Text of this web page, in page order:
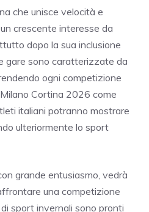
che unisce velocità e
crescente interesse da
dopo la sua inclusione
gare sono caratterizzate da
ogni competizione
Cortina 2026 come
italiani potranno mostrare
ulteriormente lo sport
grande entusiasmo, vedrà
una competizione
sport invernali sono pronti